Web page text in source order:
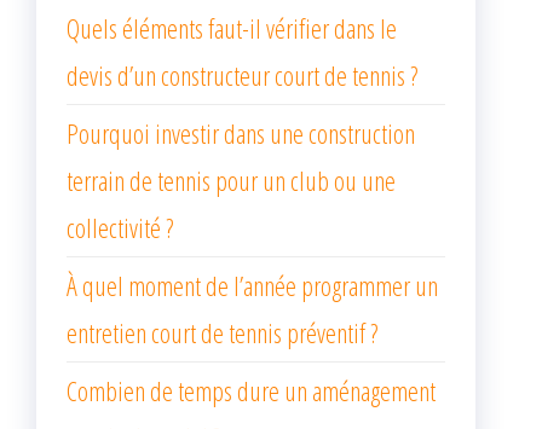
Quels éléments faut-il vérifier dans le
devis d’un constructeur court de tennis ?
Pourquoi investir dans une construction
terrain de tennis pour un club ou une
collectivité ?
À quel moment de l’année programmer un
entretien court de tennis préventif ?
Combien de temps dure un aménagement